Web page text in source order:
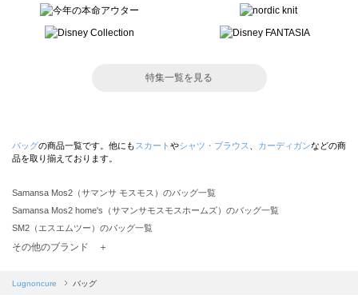
特集一覧を見る
バッグの商品一覧です。他にも スカート やシャツ・ブラウス カーディガンなどの商
品を取り揃えております。
Samansa Mos2（サマンサ モスモス）のバッグ一覧
Samansa Mos2 home's（サマンサモスモスホームズ）のバッグ一覧
SM2（エスエムツー）のバッグ一覧
TSUHARU by Samansa Mos2（ツハルバイサマンサモスモス）のバッグ一覧
Samansa Mos2 blue（サマンサモスモス ブルー）のバッグ一覧
その他のブランド ＋
Lugnoncure バッグ